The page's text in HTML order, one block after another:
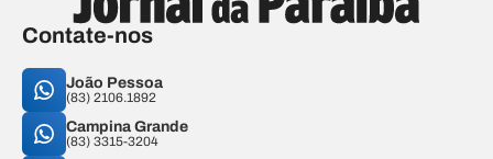
Contate-nos
João Pessoa
(83) 2106.1892
Campina Grande
(83) 3315-3204